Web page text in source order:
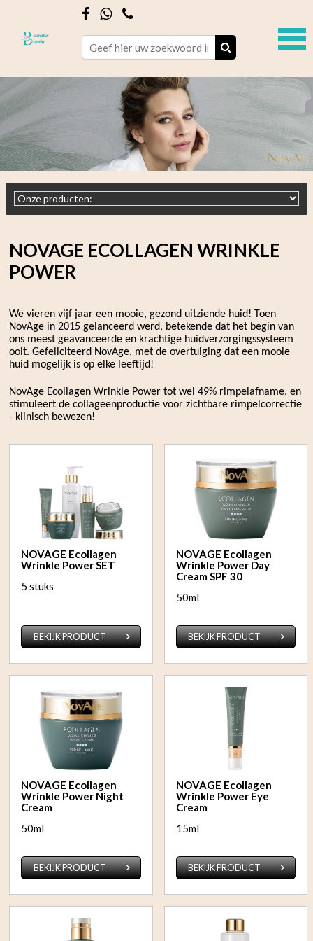
NOVAGE ECOLLAGEN WRINKLE
POWER
We vieren vijf jaar een mooie, gezond uitziende huid! Toen
NovAge in 2015 gelanceerd werd, betekende dat het begin van
ons meest geavanceerde en krachtige huidverzorgingssysteem
ooit. Gefeliciteerd NovAge, met de overtuiging dat een mooie
huid mogelijk is op elke leeftijd!
NovAge Ecollagen Wrinkle Power tot wel 49% rimpelafname, en
stimuleert de collageenproductie voor zichtbare rimpelcorrectie
- klinisch bewezen!
NOVAGE Ecollagen
Wrinkle Power SET
5 stuks
BEKIJK PRODUCT
NOVAGE Ecollagen
Wrinkle Power Day
Cream SPF 30
50ml
BEKIJK PRODUCT
NOVAGE Ecollagen
Wrinkle Power Night
Cream
50ml
BEKIJK PRODUCT
NOVAGE Ecollagen
Wrinkle Power Eye
Cream
15ml
BEKIJK PRODUCT